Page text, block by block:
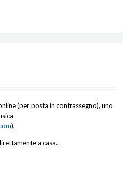
(per posta in contrassegno), uno
),
a casa..